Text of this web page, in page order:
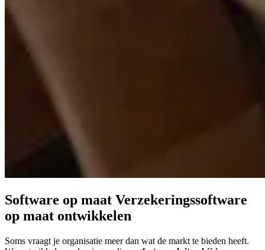
Software op maat Verzekeringssoftware
op maat ontwikkelen
Soms vraagt je organisatie meer dan wat de markt te bieden heeft.